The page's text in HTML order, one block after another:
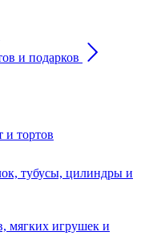
и подарков
и тортов
тубусы, цилиндры и
мягких игрушек и